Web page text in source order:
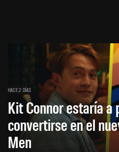
HACE 2 DÍAS
Kit Connor estaría a
convertirse en el
Men